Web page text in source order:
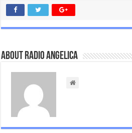
About Radio Angelica